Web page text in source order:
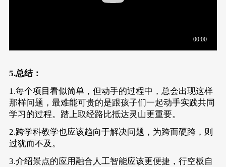
5.总结：
1.每个项目看似简单，但动手的过程中，总会出现这样
那样问题，最难能可贵的是跟孩子们一起动手实践共同
学习的过程。踏上取经路比抵达灵山更重要。
2.跨学科教学也应该趋向于解决问题，为跨而硬跨，则
过犹而不及。
3.介绍景点的应用融合人工智能应该更便捷，行空板自